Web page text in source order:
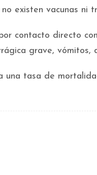
existen vacunas ni
contacto directo
grave, vómitos,
una tasa de